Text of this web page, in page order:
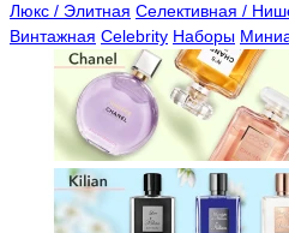
Люкс / Элитная Селективная /
Винтажная Celebrity Наборы